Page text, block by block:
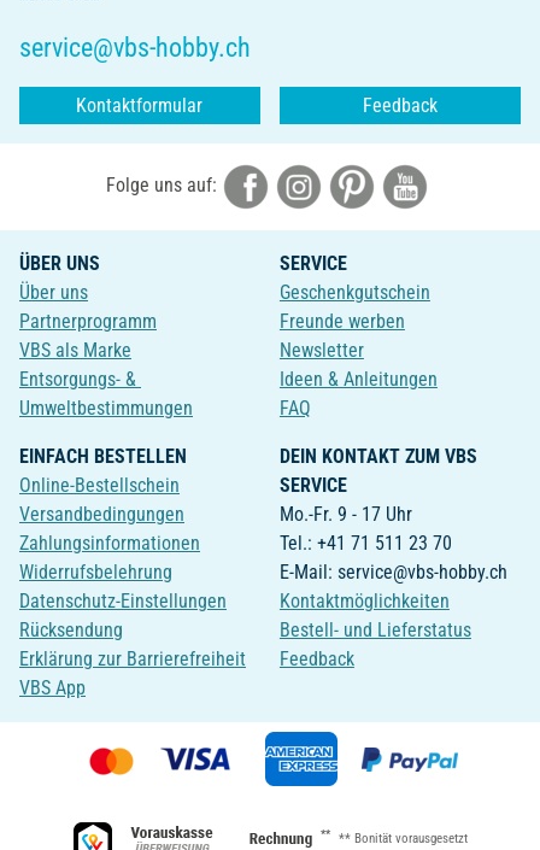
service@vbs-hobby.ch
Kontaktformular Feedback
Folge uns auf:
ÜBER UNS
Über uns
Partnerprogramm
VBS als Marke
Entsorgungs- &
Umweltbestimmungen
SERVICE
Geschenkgutschein
Freunde werben
Newsletter
Ideen & Anleitungen
FAQ
EINFACH BESTELLEN
Online-Bestellschein
Versandbedingungen
Zahlungsinformationen
Widerrufsbelehrung
Datenschutz-Einstellungen
Rücksendung
Erklärung zur Barrierefreiheit
VBS App
DEIN KONTAKT ZUM VBS
SERVICE
Mo.-Fr. 9 - 17 Uhr
Tel.: +41 71 511 23 70
E-Mail: service@vbs-hobby.ch
Kontaktmöglichkeiten
Bestell- und Lieferstatus
Feedback
** ** Bonität vorausgesetzt